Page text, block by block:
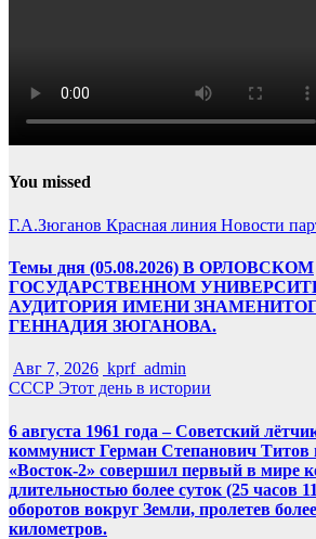
You missed
Г.А.Зюганов Красная линия Новости
Темы дня (05.08.2026) В ОРЛОВСКОМ
ГОСУДАРСТВЕННОМ
АУДИТОРИЯ ИМЕНИ
ГЕННАДИЯ ЗЮГАНОВА.
Авг 7, 2026 kprf_admin
СССР Этот день в истории
6 августа 1961 года – Советский
коммунист Герман Степанович Титов
«Восток-2» совершил первый в мире
длительностью более суток (25 часов
оборотов вокруг Земли, пролетев
километров.